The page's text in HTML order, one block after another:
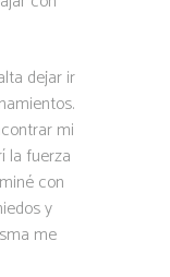
dejar ir
mi
la fuerza
con
y
me